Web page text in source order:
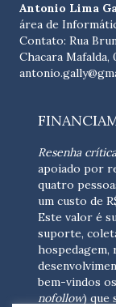
Antonio Lima
área de
Contato: Rua
Chacara Mafalda,
Resenha crítica
apoiado por
quatro
um custo de
Este valor é
suporte,
hospedagem,
bem-vindos
nofollow) que